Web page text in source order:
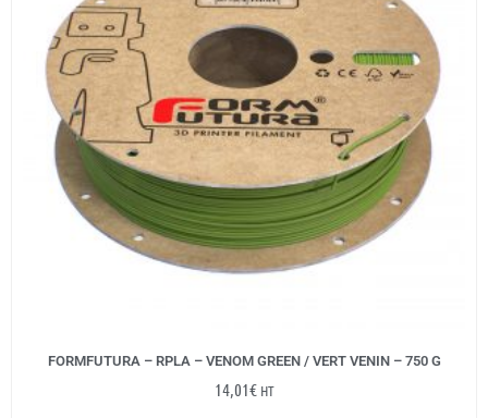
FORMFUTURA – RPLA – VENOM GREEN / VERT VENIN – 750 G
14,01€ HT